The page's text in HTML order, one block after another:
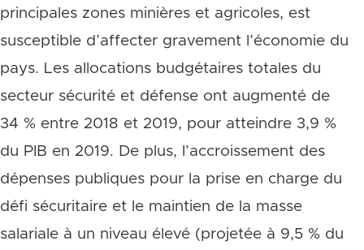
principales zones minières et agricoles, est
susceptible d’affecter gravement l’économie du
pays. Les allocations budgétaires totales du
secteur sécurité et défense ont augmenté de
34 % entre 2018 et 2019, pour atteindre 3,9 %
du PIB en 2019. De plus, l’accroissement des
dépenses publiques pour la prise en charge du
défi sécuritaire et le maintien de la masse
salariale à un niveau élevé (projetée à 9,5 % du